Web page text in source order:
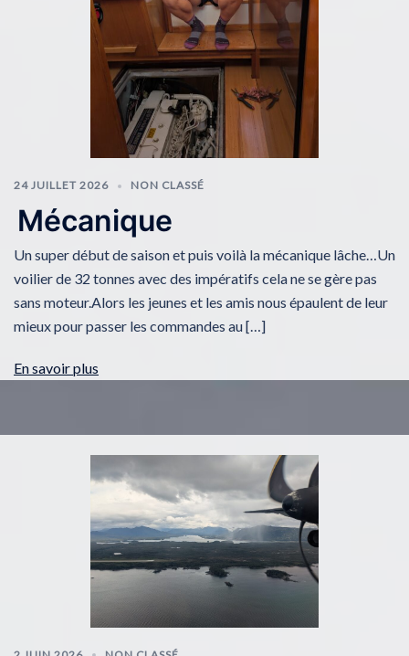
24 JUILLET 2026 NON CLASSÉ
Mécanique
Un super début de saison et puis voilà la mécanique lâche…Un
voilier de 32 tonnes avec des impératifs cela ne se gère pas
sans moteur.Alors les jeunes et les amis nous épaulent de leur
mieux pour passer les commandes au […]
En savoir plus